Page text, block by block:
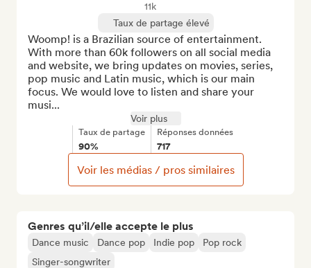
Genres qu’il/elle accepte le plus
Dance music Dance pop Indie pop
Pop rock
Singer-songwriter
11k
Taux de partage élevé
Woomp! is a Brazilian source of entertainment.
With more than 60k followers on all social media
and website, we bring updates on movies, series,
pop music and Latin music, which is our main
focus. We would love to listen and share your
musi...
Voir plus
Taux de partage
90%
Réponses données
717
Voir les médias / pros similaires